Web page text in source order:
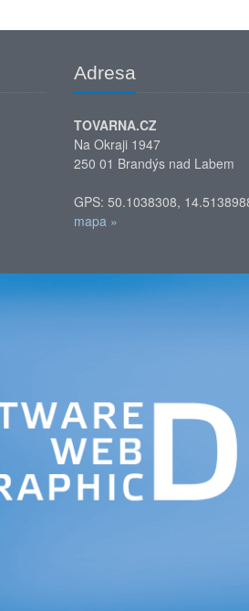
Adresa
TOVARNA.CZ
Na Okraji 1947
250 01 Brandýs nad Labem
GPS: 50.1038308,
mapa »